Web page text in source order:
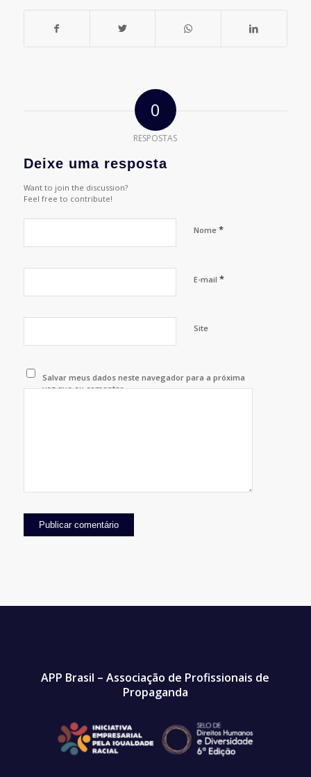
0
RESPOSTAS
Deixe uma resposta
Want to join the discussion?
Feel free to contribute!
Nome *
E-mail *
Site
Salvar meus dados neste navegador para a próxima
vez que eu comentar.
APP Brasil – Associação de Profissionais de
Propaganda